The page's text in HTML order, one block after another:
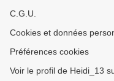
C.G.U.
Cookies et données
Préférences cookies
Voir le profil de Heidi_13